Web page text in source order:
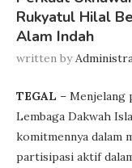
Rukyatul Hilal
Alam Indah
written by
TEGAL – Menjelang
Lembaga Dakwah
komitmennya dalam
partisipasi aktif